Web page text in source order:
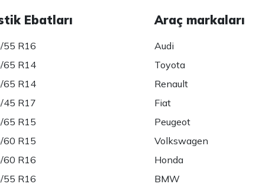
Ebatları
55 R16
65 R14
65 R14
45 R17
65 R15
60 R15
60 R16
55 R16
Araç markaları
Audi
Toyota
Renault
Fiat
Peugeot
Volkswagen
Honda
BMW